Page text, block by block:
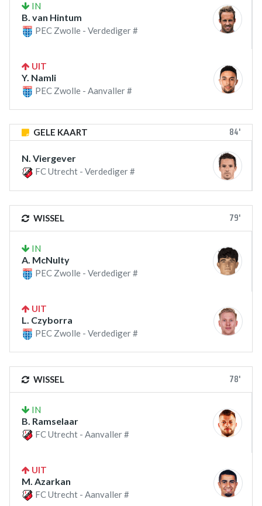
IN
B. van Hintum
PEC Zwolle - Verdediger #
UIT
Y. Namli
PEC Zwolle - Aanvaller #
GELE KAART 84'
N. Viergever
FC Utrecht - Verdediger #
WISSEL 79'
IN
A. McNulty
PEC Zwolle - Verdediger #
UIT
L. Czyborra
PEC Zwolle - Verdediger #
WISSEL 78'
IN
B. Ramselaar
FC Utrecht - Aanvaller #
UIT
M. Azarkan
FC Utrecht - Aanvaller #